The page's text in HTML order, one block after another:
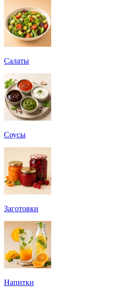
Салаты
Соусы
Заготовки
Напитки